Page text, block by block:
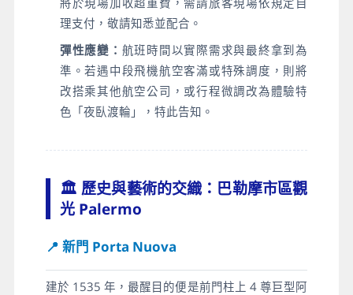
理支付，敬請知悉並配合。
彈性應變： 航班時間以實際需求與最終拿到為
準。若遇中段飛機航空客滿或特殊調度，則將
改搭乘其他航空公司，或行程微調改為體驗特
色「夜臥渡輪」，特此告知。
🏛️ 歷史與藝術的交織：巴勒摩市區觀
光 Palermo
📍 新門 Porta Nuova
建於 1535 年，最醒目的便是前門柱上 4 尊巨型阿